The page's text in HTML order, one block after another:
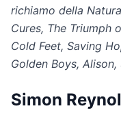
richiamo della
Cures, The Triumph
Cold Feet, Saving
Golden Boys, Alison,
Simon